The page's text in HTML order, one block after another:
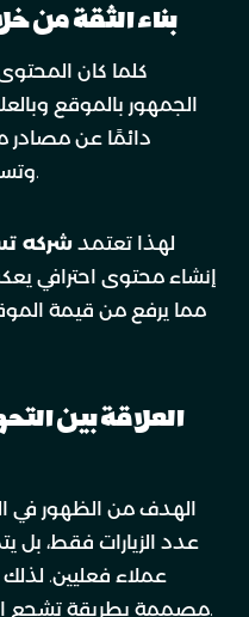
بناء الثقة من
كلما كان
الجمهور بالموقع
دائمًا عن مصادر
وتساعده على اتخاذ قرارات صحيحة.
لهذا تعتمد شركه
إنشاء محتوى احترافي
مما يرفع من قيمة
العلاقة بين
الهدف من الظهور في
عدد الزيارات فقط، بل
عملاء فعليين.
مصممة بطريقة تشجع الزائر على اتخاذ الإجراء المطلوب.